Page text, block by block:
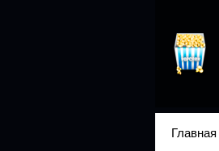
Главная